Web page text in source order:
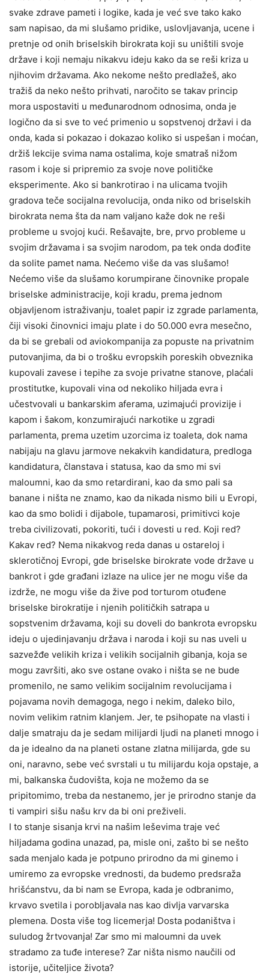
svake zdrave pameti i logike, kada je već sve tako kako
sam napisao, da mi slušamo pridike, uslovljavanja, ucene i
pretnje od onih briselskih birokrata koji su uništili svoje
države i koji nemaju nikakvu ideju kako da se reši kriza u
njihovim državama. Ako nekome nešto predlažeš, ako
tražiš da neko nešto prihvati, naročito se takav princip
mora uspostaviti u međunarodnom odnosima, onda je
logično da si sve to već primenio u sopstvenoj državi i da
onda, kada si pokazao i dokazao koliko si uspešan i moćan,
držiš lekcije svima nama ostalima, koje smatraš nižom
rasom i koje si pripremio za svoje nove političke
eksperimente. Ako si bankrotirao i na ulicama tvojih
gradova teče socijalna revolucija, onda niko od briselskih
birokrata nema šta da nam valjano kaže dok ne reši
probleme u svojoj kući. Rešavajte, bre, prvo probleme u
svojim državama i sa svojim narodom, pa tek onda dođite
da solite pamet nama. Nećemo više da vas slušamo!
Nećemo više da slušamo korumpirane činovnike propale
briselske administracije, koji kradu, prema jednom
objavljenom istraživanju, toalet papir iz zgrade parlamenta,
čiji visoki činovnici imaju plate i do 50.000 evra mesečno,
da bi se grebali od aviokompanija za popuste na privatnim
putovanjima, da bi o trošku evropskih poreskih obveznika
kupovali zavese i tepihe za svoje privatne stanove, plaćali
prostitutke, kupovali vina od nekoliko hiljada evra i
učestvovali u bankarskim aferama, uzimajući provizije i
kapom i šakom, konzumirajući narkotike u zgradi
parlamenta, prema uzetim uzorcima iz toaleta, dok nama
nabijaju na glavu jarmove nekakvih kandidatura, predloga
kandidatura, članstava i statusa, kao da smo mi svi
maloumni, kao da smo retardirani, kao da smo pali sa
banane i ništa ne znamo, kao da nikada nismo bili u Evropi,
kao da smo bolidi i dijabole, tupamarosi, primitivci koje
treba civilizovati, pokoriti, tući i dovesti u red. Koji red?
Kakav red? Nema nikakvog reda danas u ostareloj i
sklerotičnoj Evropi, gde briselske birokrate vode države u
bankrot i gde građani izlaze na ulice jer ne mogu više da
izdrže, ne mogu više da žive pod torturom otuđene
briselske birokratije i njenih političkih satrapa u
sopstvenim državama, koji su doveli do bankrota evropsku
ideju o ujedinjavanju država i naroda i koji su nas uveli u
sazvežđe velikih kriza i velikih socijalnih gibanja, koja se
mogu završiti, ako sve ostane ovako i ništa se ne bude
promenilo, ne samo velikim socijalnim revolucijama i
pojavama novih demagoga, nego i nekim, daleko bilo,
novim velikim ratnim klanjem. Jer, te psihopate na vlasti i
dalje smatraju da je sedam milijardi ljudi na planeti mnogo i
da je idealno da na planeti ostane zlatna milijarda, gde su
oni, naravno, sebe već svrstali u tu milijardu koja opstaje, a
mi, balkanska čudovišta, koja ne možemo da se
pripitomimo, treba da nestanemo, jer je prirodno stanje da
ti vampiri sišu našu krv da bi oni preživeli.
I to stanje sisanja krvi na našim leševima traje već
hiljadama godina unazad, pa, misle oni, zašto bi se nešto
sada menjalo kada je potpuno prirodno da mi ginemo i
umiremo za evropske vrednosti, da budemo predsraža
hrišćanstvu, da bi nam se Evropa, kada je odbranimo,
krvavo svetila i porobljavala nas kao divlja varvarska
plemena. Dosta više tog licemerja! Dosta podaništva i
suludog žrtvovanja! Zar smo mi maloumni da uvek
stradamo za tuđe interese? Zar ništa nismo naučili od
istorije, učiteljice života?